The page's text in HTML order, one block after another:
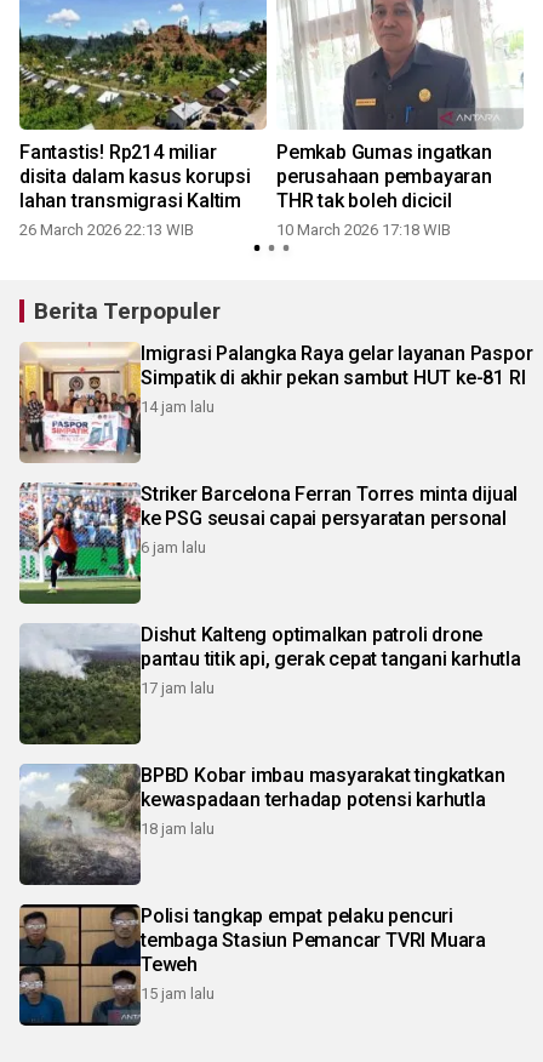
Fantastis! Rp214 miliar
disita dalam kasus korupsi
lahan transmigrasi Kaltim
26 March 2026 22:13 WIB
Pemkab Gumas ingatkan
perusahaan pembayaran
THR tak boleh dicicil
10 March 2026 17:18 WIB
Berita Terpopuler
Imigrasi Palangka Raya gelar layanan Paspor
Simpatik di akhir pekan sambut HUT ke-81 RI
14 jam lalu
Striker Barcelona Ferran Torres minta dijual
ke PSG seusai capai persyaratan personal
6 jam lalu
Dishut Kalteng optimalkan patroli drone
pantau titik api, gerak cepat tangani karhutla
17 jam lalu
BPBD Kobar imbau masyarakat tingkatkan
kewaspadaan terhadap potensi karhutla
18 jam lalu
Polisi tangkap empat pelaku pencuri
tembaga Stasiun Pemancar TVRI Muara
Teweh
15 jam lalu